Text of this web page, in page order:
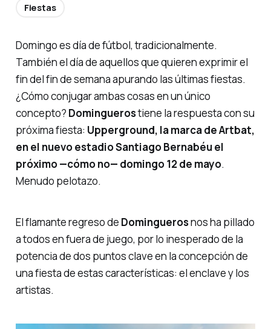
Domingo es día de fútbol, tradicionalmente.
También el día de aquellos que quieren exprimir el
fin del fin de semana apurando las últimas fiestas.
¿Cómo conjugar ambas cosas en un único
concepto? Dominguerostiene la respuesta con su
próxima fiesta: Upperground, la marca de Artbat,
en el nuevo estadio Santiago Bernabéu el
próximo —cómo no— domingo 12 de mayo.
Menudo pelotazo.
El flamante regreso de Dominguerosnos ha pillado
a todos en fuera de juego, por lo inesperado de la
potencia de dos puntos clave en la concepción de
una fiesta de estas características: el enclave y los
artistas.
Fiestas